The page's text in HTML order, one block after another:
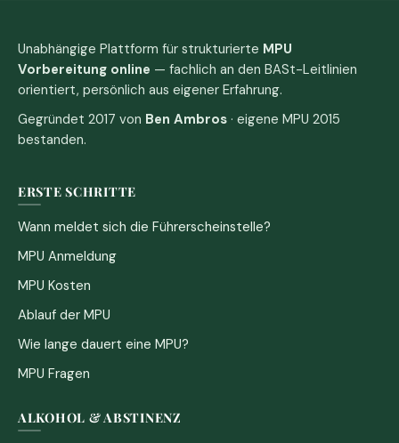
Unabhängige Plattform für strukturierte MPU
Vorbereitung online — fachlich an den BASt-Leitlinien
orientiert, persönlich aus eigener Erfahrung.
Gegründet 2017 von Ben Ambros · eigene MPU 2015
bestanden.
ERSTE SCHRITTE
Wann meldet sich die Führerscheinstelle?
MPU Anmeldung
MPU Kosten
Ablauf der MPU
Wie lange dauert eine MPU?
MPU Fragen
ALKOHOL & ABSTINENZ